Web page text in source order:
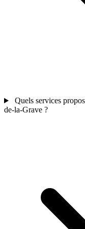
Quels services
de-la-Grave ?